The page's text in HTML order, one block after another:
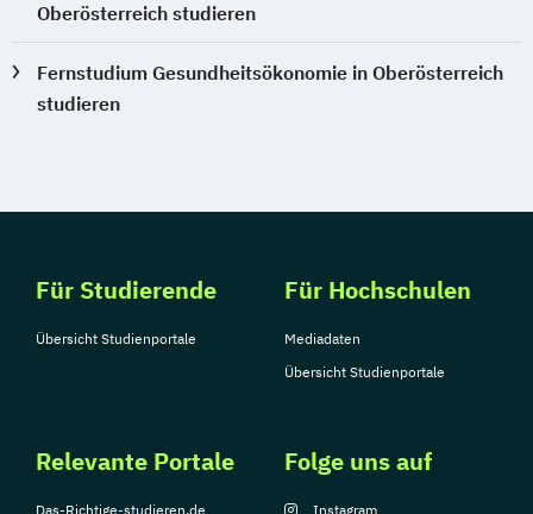
Oberösterreich studieren
Fernstudium Gesundheitsökonomie in Oberösterreich
studieren
Für Studierende
Übersicht Studienportale
Für Hochschulen
Mediadaten
Übersicht Studienportale
Relevante Portale
Das-Richtige-studieren.de
Folge uns auf
Instagram